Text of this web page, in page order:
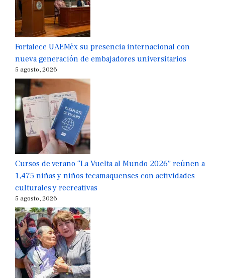
Fortalece UAEMéx su presencia internacional con
nueva generación de embajadores universitarios
5 agosto, 2026
Cursos de verano “La Vuelta al Mundo 2026” reúnen a
1,475 niñas y niños tecamaquenses con actividades
culturales y recreativas
5 agosto, 2026